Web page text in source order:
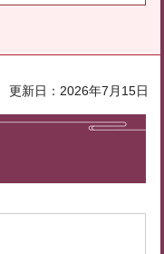
更新日：2026年7月15日